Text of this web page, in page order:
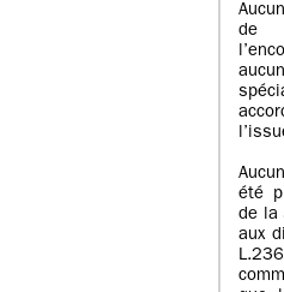
de
été
de la
aux